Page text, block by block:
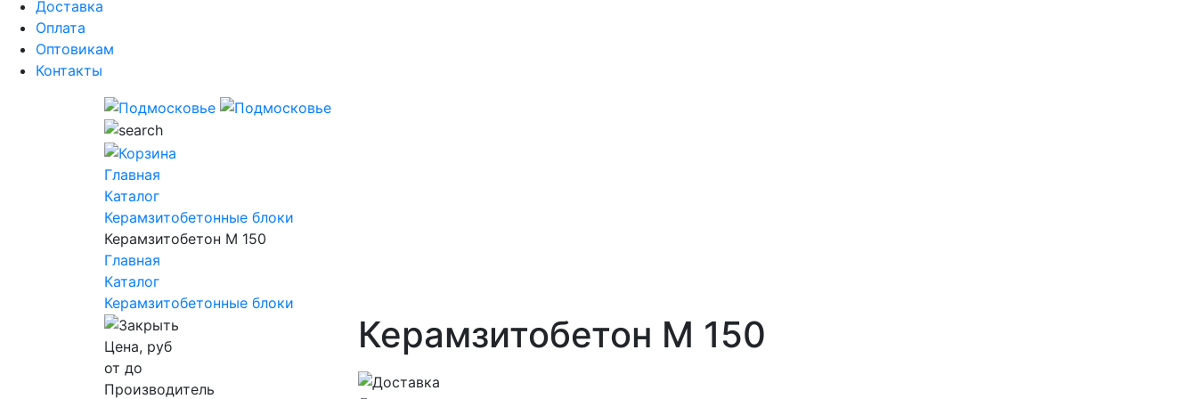
Доставка
Оплата
Оптовикам
Контакты
Главная
Каталог
Керамзитобетонные блоки
Керамзитобетон М 150
Главная
Каталог
Керамзитобетонные блоки
Цена, руб
от до
Производитель
Керамзитобетон М 150